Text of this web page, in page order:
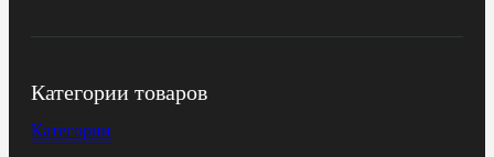
Категории товаров
Категории